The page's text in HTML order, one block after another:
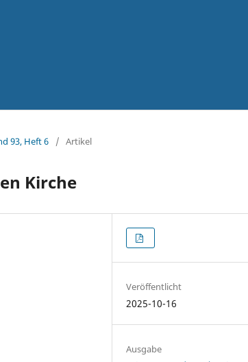
93, Heft 6 / Artikel
Kirche
Veröffentlicht
2025-10-16
Ausgabe